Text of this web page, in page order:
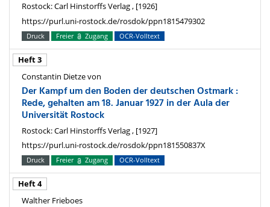
Rostock: Carl Hinstorffs Verlag , [1926]
https://purl.uni-rostock.de/rosdok/ppn1815479302
Druck Freier Zugang OCR-Volltext
Heft 3
Constantin Dietze von
Der Kampf um den Boden der deutschen Ostmark :
Rede, gehalten am 18. Januar 1927 in der Aula der
Universität Rostock
Rostock: Carl Hinstorffs Verlag , [1927]
https://purl.uni-rostock.de/rosdok/ppn181550837X
Druck Freier Zugang OCR-Volltext
Heft 4
Walther Frieboes